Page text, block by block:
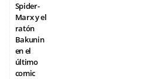
Spider-
Marx y el
ratón
Bakunin
en el
último
comic